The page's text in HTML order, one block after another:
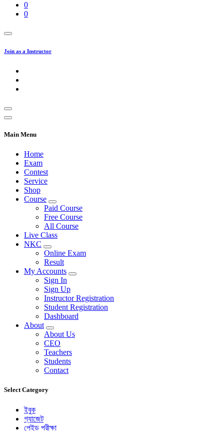
0
0
Join as a Instructor
Main Menu
Home
Exam
Contest
Service
Shop
Course
Paid Course
Free Course
All Course
Live Class
NKC
Online Exam
Result
My Accounts
Sign In
Sign Up
Instructor Registration
Student Registration
Dashboard
About
About Us
CEO
Teachers
Students
Contact
Select Category
ইবুক
গ্যাজেট
পেইড পরীক্ষা